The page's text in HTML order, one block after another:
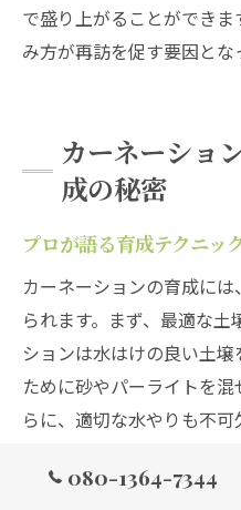
で盛り上がることができ
み方が再訪を促す要因とな
カーネーショ
成の秘密
プロが語る育成テクニッ
カーネーションの育成に
られます。まず、最適な
ションは水はけの良い土壌
ために砂やパーライトを
らに、適切な水やりも不可
腐れを起こす可能性があ
を与えるのが理想的です
080-1364-7344